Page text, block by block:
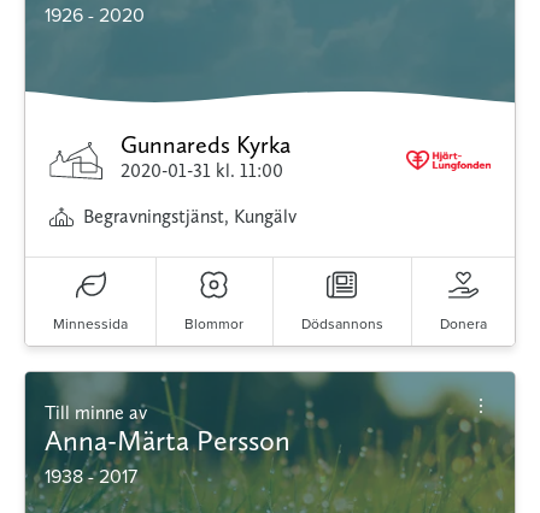
1926 - 2020
Gunnareds Kyrka
2020-01-31 kl. 11:00
Begravningstjänst, Kungälv
Minnessida Blommor Dödsannons Donera
Till minne av
Anna-Märta Persson
1938 - 2017